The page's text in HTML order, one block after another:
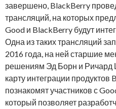
завершено, BlackBerry
трансляций, на которых
Good и BlackBerry будут
Одна из таких трансляций
2016 года, на ней старшие
решениям Эд Борн и
карту интеграции продуктов
познакомят участников с
который позволяет